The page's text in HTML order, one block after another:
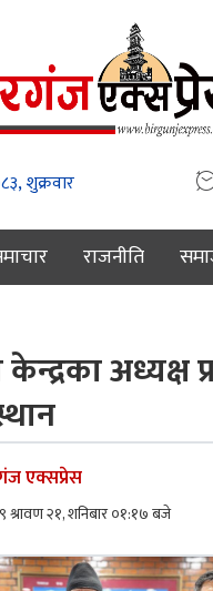
राजनीति
अध्यक्ष
एक्सप्रेस
श्रावण २१, शनिबार ०१:१७ बजे